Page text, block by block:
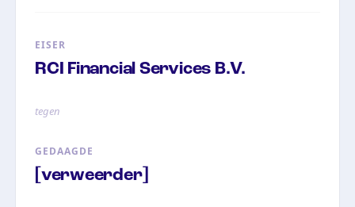
EISER
RCI Financial Services B.V.
tegen
GEDAAGDE
[verweerder]